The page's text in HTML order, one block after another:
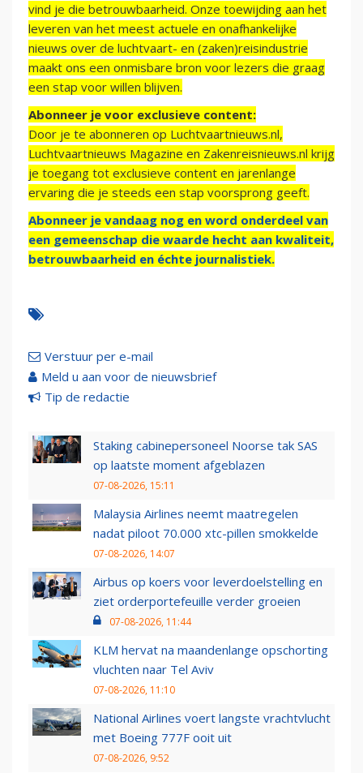
vind je die betrouwbaarheid. Onze toewijding aan het
leveren van het meest actuele en onafhankelijke
nieuws over de luchtvaart- en (zaken)reisindustrie
maakt ons een onmisbare bron voor lezers die graag
een stap voor willen blijven.
Abonneer je voor exclusieve content:
Door je te abonneren op Luchtvaartnieuws.nl,
Luchtvaartnieuws Magazine en Zakenreisnieuws.nl krijg
je toegang tot exclusieve content en jarenlange
ervaring die je steeds een stap voorsprong geeft.
Abonneer je vandaag nog en word onderdeel van
een gemeenschap die waarde hecht aan kwaliteit,
betrouwbaarheid en échte journalistiek.
Verstuur per e-mail
Meld u aan voor de nieuwsbrief
Tip de redactie
Staking cabinepersoneel Noorse tak SAS
op laatste moment afgeblazen
07-08-2026, 15:11
Malaysia Airlines neemt maatregelen
nadat piloot 70.000 xtc-pillen smokkelde
07-08-2026, 14:07
Airbus op koers voor leverdoelstelling en
ziet orderportefeuille verder groeien
07-08-2026, 11:44
KLM hervat na maandenlange opschorting
vluchten naar Tel Aviv
07-08-2026, 11:10
National Airlines voert langste vrachtvlucht
met Boeing 777F ooit uit
07-08-2026, 9:52